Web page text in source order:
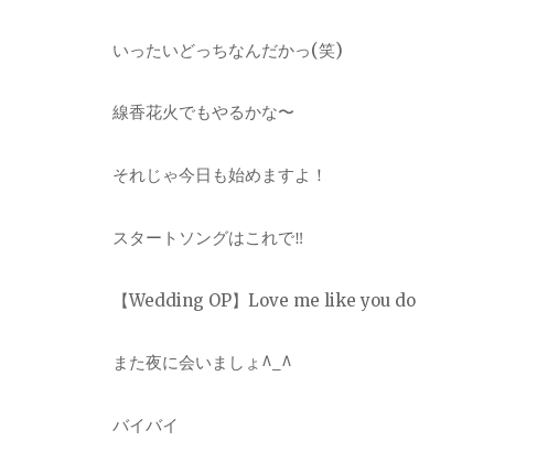
いったいどっちなんだかっ(笑)
線香花火でもやるかな〜
それじゃ今日も始めますよ！
スタートソングはこれで‼︎
【Wedding OP】 Love me like you do
また夜に会いましょ^_^
バイバイ